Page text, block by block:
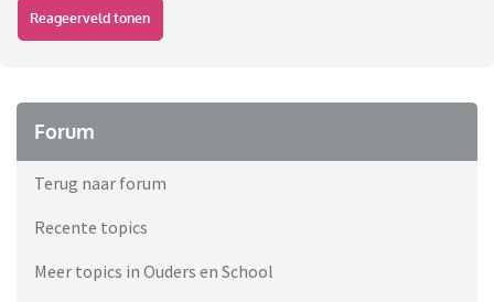
Reageerveld tonen
Forum
Terug naar forum
Recente topics
Meer topics in Ouders en School